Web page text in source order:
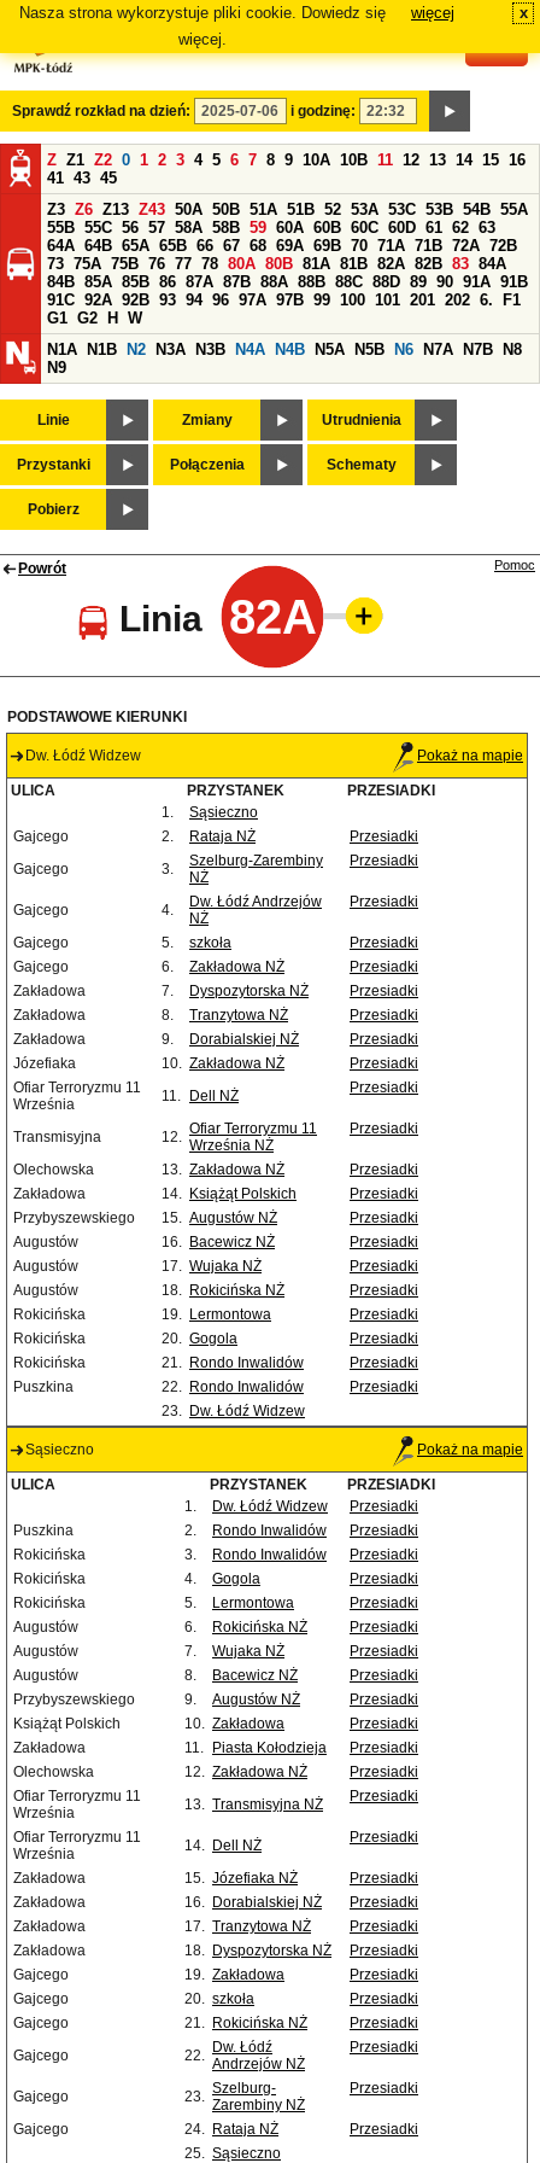
Nasza strona wykorzystuje pliki cookie. Dowiedz się
więcej.
więcej x
Sprawdź rozkład na dzień: i godzinę:
Z Z1 Z2 0 1 2 3 4 5 6 7 8 9 10A 10B 11 12 13 14 15 16
41 43 45
Z3 Z6 Z13 Z43 50A 50B 51A 51B 52 53A 53C 53B 54B 55A
55B 55C 56 57 58A 58B 59 60A 60B 60C 60D 61 62 63
64A 64B 65A 65B 66 67 68 69A 69B 70 71A 71B 72A 72B
73 75A 75B 76 77 78 80A 80B 81A 81B 82A 82B 83 84A
84B 85A 85B 86 87A 87B 88A 88B 88C 88D 89 90 91A 91B
91C 92A 92B 93 94 96 97A 97B 99 100 101 201 202 6.
F1
G1 G2 H
W
N1A
N1B N2 N3A N3B N4A N4B N5A N5B N6 N7A N7B
N8
N9
Linie Zmiany Utrudnienia
Przystanki Połączenia Schematy
Pobierz
Powrót
Linia 82A
Pomoc
PODSTAWOWE KIERUNKI
Dw. Łódź Widzew Pokaż na mapie
ULICA PRZYSTANEK
PRZESIADKI
1.
Sąsieczno
Gajcego
2. Rataja NŻ
Przesiadki
Gajcego
3.
Szelburg-Zarembiny
NŻ
Przesiadki
Gajcego 4.
Dw. Łódź Andrzejów
NŻ
Przesiadki
Gajcego 5. szkoła
Przesiadki
Gajcego
6. Zakładowa NŻ
Przesiadki
Zakładowa
7. Dyspozytorska NŻ
Przesiadki
Zakładowa
8. Tranzytowa NŻ
Przesiadki
Zakładowa
9. Dorabialskiej NŻ
Przesiadki
Józefiaka
10. Zakładowa NŻ
Przesiadki
Ofiar Terroryzmu 11
Września
11. Dell NŻ Przesiadki
Transmisyjna 12. Ofiar Terroryzmu 11
Września NŻ
Przesiadki
Olechowska 13. Zakładowa NŻ
Przesiadki
Zakładowa
14. Książąt Polskich
Przesiadki
Przybyszewskiego
15. Augustów NŻ
Przesiadki
Augustów
16. Bacewicz NŻ
Przesiadki
Augustów
17. Wujaka NŻ
Przesiadki
Augustów
18. Rokicińska NŻ
Przesiadki
Rokicińska
19. Lermontowa
Przesiadki
Rokicińska
20. Gogola
Przesiadki
Rokicińska
21. Rondo Inwalidów
Przesiadki
Puszkina
22. Rondo Inwalidów
Przesiadki
23. Dw. Łódź Widzew
Sąsieczno Pokaż na mapie
ULICA PRZYSTANEK
PRZESIADKI
1.
Dw. Łódź Widzew
Przesiadki
Puszkina
2. Rondo Inwalidów
Przesiadki
Rokicińska
3. Rondo Inwalidów
Przesiadki
Rokicińska
4. Gogola
Przesiadki
Rokicińska
5. Lermontowa
Przesiadki
Augustów
6. Rokicińska NŻ
Przesiadki
Augustów
7. Wujaka NŻ
Przesiadki
Augustów
8. Bacewicz NŻ
Przesiadki
Przybyszewskiego
9. Augustów NŻ
Przesiadki
Książąt Polskich
10. Zakładowa
Przesiadki
Zakładowa
11. Piasta Kołodzieja
Przesiadki
Olechowska
12. Zakładowa NŻ
Przesiadki
Ofiar Terroryzmu 11
Września
13. Transmisyjna NŻ Przesiadki
Ofiar Terroryzmu 11
Września
14. Dell NŻ Przesiadki
Zakładowa 15. Józefiaka NŻ
Przesiadki
Zakładowa
16. Dorabialskiej NŻ
Przesiadki
Zakładowa
17. Tranzytowa NŻ
Przesiadki
Zakładowa
18. Dyspozytorska NŻ
Przesiadki
Gajcego
19. Zakładowa
Przesiadki
Gajcego
20. szkoła
Przesiadki
Gajcego
21. Rokicińska NŻ
Przesiadki
Gajcego
22. Dw. Łódź
Andrzejów NŻ
Przesiadki
Gajcego 23. Szelburg-
Zarembiny NŻ
Przesiadki
Gajcego 24. Rataja NŻ
Przesiadki
25. Sąsieczno